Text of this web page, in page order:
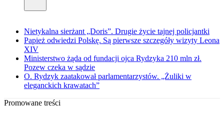
Nietykalna sierżant „Doris”. Drugie życie tajnej policjantki
Papież odwiedzi Polskę. Są pierwsze szczegóły wizyty Leona
XIV
Ministerstwo żąda od fundacji ojca Rydzyka 210 mln zł.
Pozew czeka w sądzie
O. Rydzyk zaatakował parlamentarzystów. „Żuliki w
eleganckich krawatach”
Promowane treści